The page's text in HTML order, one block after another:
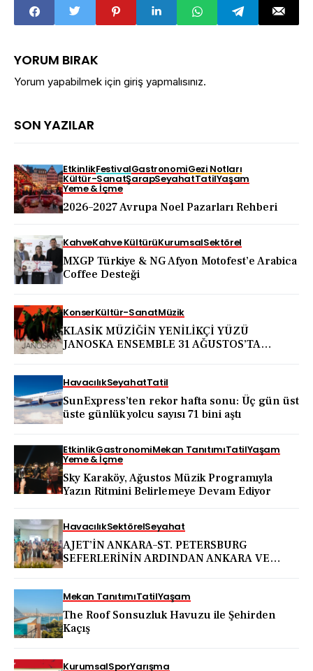
YORUM BIRAK
Yorum yapabilmek için giriş yapmalısınız.
SON YAZILAR
EtkinlikFestivalGastronomiGezi Notları
Kültür-SanatŞarapSeyahatTatilYaşam
Yeme & İçme
2026–2027 Avrupa Noel Pazarları Rehberi
KahveKahve KültürüKurumsalSektörel
MXGP Türkiye & NG Afyon Motofest’e Arabica
Coffee Desteği
KonserKültür-SanatMüzik
KLASİK MÜZİĞİN YENİLİKÇİ YÜZÜ
JANOSKA ENSEMBLE 31 AĞUSTOS’TA
HavacılıkSeyahatTatil
SunExpress’ten rekor hafta sonu: Üç gün üst
üste günlük yolcu sayısı 71 bini aştı
EtkinlikGastronomiMekan TanıtımıTatilYaşam
Yeme & İçme
Sky Karaköy, Ağustos Müzik Programıyla
Yazın Ritmini Belirlemeye Devam Ediyor
HavacılıkSektörelSeyahat
AJET’İN ANKARA–ST. PETERSBURG
SEFERLERİNİN ARDINDAN ANKARA VE
Mekan TanıtımıTatilYaşam
The Roof Sonsuzluk Havuzu ile Şehirden
Kaçış
KurumsalSporYarışma